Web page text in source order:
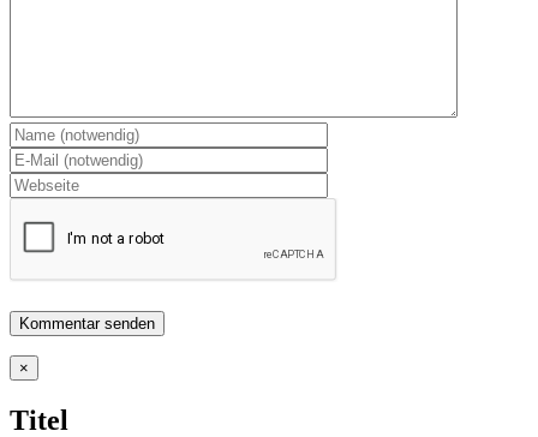
Close
product
view
×
Titel